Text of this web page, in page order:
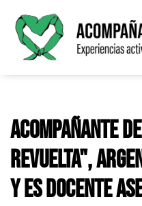
Saltar
contenido
Acompañante
Revuelta",
y es docente